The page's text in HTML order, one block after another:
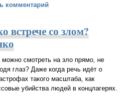
комментарий
встрече со злом?
можно смотреть на зло прямо, не
глаз? Даже когда речь идёт о
такого масштаба, как
убийства людей в концлагерях.